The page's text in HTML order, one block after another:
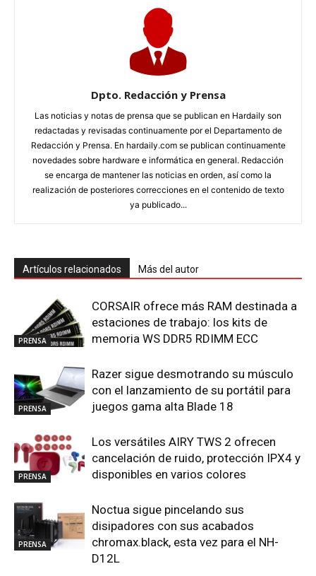
Dpto. Redacción y Prensa
Las noticias y notas de prensa que se publican en Hardaily son
redactadas y revisadas continuamente por el Departamento de
Redacción y Prensa. En hardaily.com se publican continuamente
novedades sobre hardware e informática en general. Redacción
se encarga de mantener las noticias en orden, así como la
realización de posteriores correcciones en el contenido de texto
ya publicado...
Artículos relacionados Más del autor
PRENSA
CORSAIR ofrece más RAM destinada a
estaciones de trabajo: los kits de
memoria WS DDR5 RDIMM ECC
PRENSA
Razer sigue desmotrando su músculo
con el lanzamiento de su portátil para
juegos gama alta Blade 18
PRENSA
Los versátiles AIRY TWS 2 ofrecen
cancelación de ruido, protección IPX4 y
disponibles en varios colores
PRENSA
Noctua sigue pincelando sus
disipadores con sus acabados
chromax.black, esta vez para el NH-
D12L